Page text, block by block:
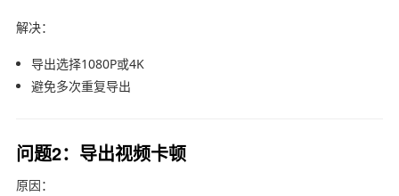
解决：
导出选择1080P或4K
避免多次重复导出
问题2：导出视频卡顿
原因：